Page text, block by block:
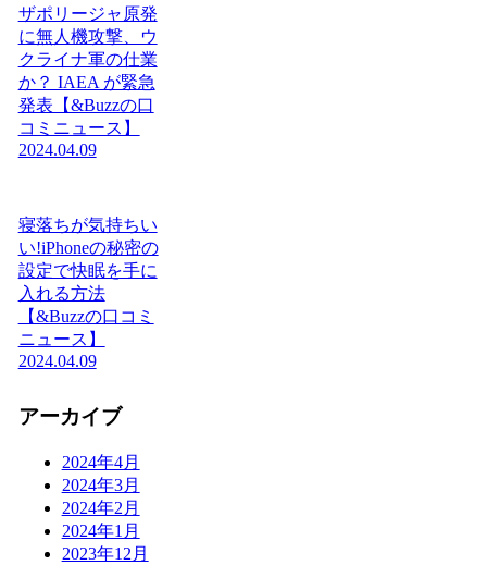
ザポリージャ原発
に無人機攻撃、ウ
クライナ軍の仕業
か？ IAEA が緊急
発表【&Buzzの口
コミニュース】
2024.04.09
寝落ちが気持ちい
い!iPhoneの秘密の
設定で快眠を手に
入れる方法
【&Buzzの口コミ
ニュース】
2024.04.09
アーカイブ
2024年4月
2024年3月
2024年2月
2024年1月
2023年12月